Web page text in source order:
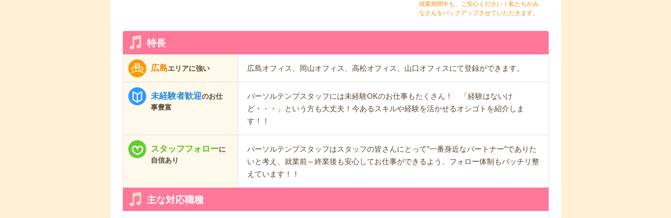
就業期間中も、ご安心ください！私たちがみ
なさんをバックアップさせていただきます。
特長
広島エリアに強い 広島オフィス、岡山オフィス、高松オフィス、山口オフィスにて登録ができます。
未経験者歓迎のお仕
事豊富
パーソルテンプスタッフには未経験OKのお仕事もたくさん！ 「経験はないけ
ど・・・」という方も大丈夫！今あるスキルや経験を活かせるオシゴトを紹介しま
す！！
スタッフフォローに
自信あり
パーソルテンプスタッフはスタッフの皆さんにとって”一番身近なパートナー”でありた
いと考え、就業前～終業後も安心してお仕事ができるよう、フォロー体制もバッチリ整
えています！！
主な対応職種